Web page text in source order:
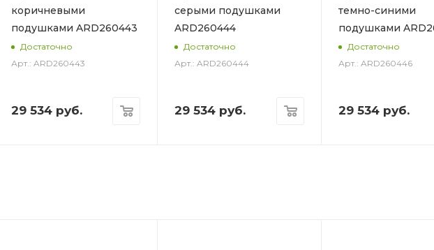
коричневыми
подушками ARD260443
Достаточно
Арт.: ARD260443
29 534руб.
серыми подушками
ARD260444
Достаточно
Арт.: ARD260444
29 534 руб.
темно-синими
подушками
Достаточно
Арт.: ARD260446
29 534 руб.